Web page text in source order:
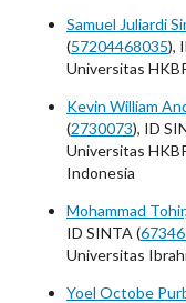
Samuel Juliardi
(57204468035),
Universitas
Kevin William
(2730073), ID
Universitas
Indonesia
Mohammad
ID SINTA (
Universitas
Yoel Octobe